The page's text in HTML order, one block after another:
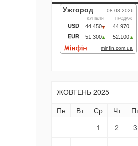
ЖОВТЕНЬ 2025
Пн
Вт Ср Чт
1
2 3